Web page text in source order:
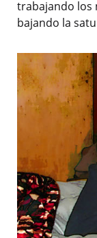
trabajando los
bajando la